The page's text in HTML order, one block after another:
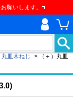
願いします。
丸皿木ねじ >
（＋）丸皿